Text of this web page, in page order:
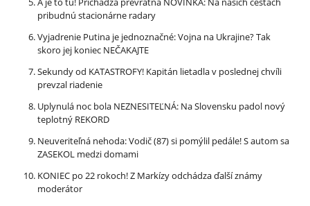
pribudnú stacionárne radary
Vyjadrenie Putina je jednoznačné: Vojna na Ukrajine? Tak
skoro jej koniec NEČAKAJTE
Sekundy od KATASTROFY! Kapitán lietadla v poslednej chvíli
prevzal riadenie
Uplynulá noc bola NEZNESITEĽNÁ: Na Slovensku padol nový
teplotný REKORD
Neuveriteľná nehoda: Vodič (87) si pomýlil pedále! S autom sa
ZASEKOL medzi domami
KONIEC po 22 rokoch! Z Markízy odchádza ďalší známy
moderátor